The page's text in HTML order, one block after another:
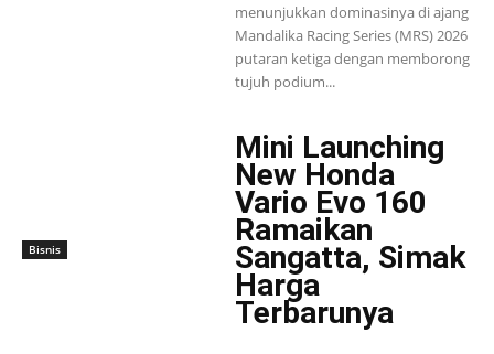
menunjukkan dominasinya di ajang
Mandalika Racing Series (MRS) 2026
putaran ketiga dengan memborong
tujuh podium...
Bisnis
Mini Launching
New Honda
Vario Evo 160
Ramaikan
Sangatta, Simak
Harga
Terbarunya